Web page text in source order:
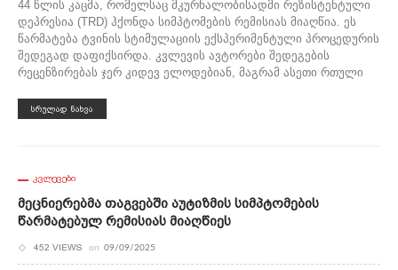
44 წლის კაცმა, რომელსაც მკურნალობისადმი რეზისტენტული
დეპრესია (TRD) ჰქონდა სიმპტომების რემისიას მიაღწია. ეს
წარმატება ტვინის სტიმულაციის ექსპერიმენტული პროცედურის
შედეგად დაფიქსირდა. კვლევის ავტორები შედეგების
რეცენზირებას ჯერ კიდევ ელოდებიან, მაგრამ ასეთი რთული
ᲡᲠᲣᲚᲐᲓ ᲜᲐᲮᲕᲐ
ᲙᲕᲚᲔᲕᲔᲑᲘ
Მეცნიერებმა Თაგვებში Აუტიზმის Სიმპტომების
Წარმატებულ Რემისიას Მიაღწიეს
452 VIEWS on 09/09/2025